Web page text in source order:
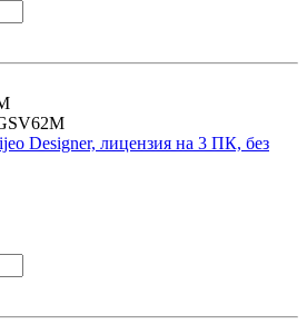
Designer, лицензия на 3 ПК, без